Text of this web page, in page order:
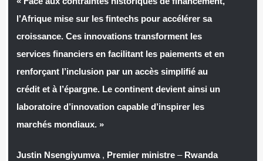
l’Afrique mise sur les fintechs pour accélérer sa
croissance. Ces innovations transforment les
services financiers en facilitant les paiements et en
renforçant l’inclusion par un accès simplifié au
crédit et à l’épargne. Le continent devient ainsi un
laboratoire d’innovation capable d’inspirer les
marchés mondiaux. »
Justin Nsengiyumva , Premier ministre– Rwanda